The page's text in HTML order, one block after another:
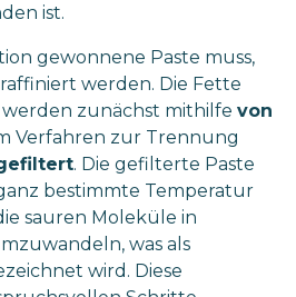
ist.
gewonnene Paste muss,
werden. Die Fette
zunächst mithilfe von
Verfahren zur Trennung
. Die gefilterte Paste
bestimmte Temperatur
sauren Moleküle in
was als
wird. Diese